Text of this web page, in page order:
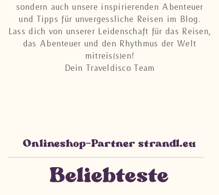
sondern auch unsere inspirierenden Abenteuer
und Tipps für unvergessliche Reisen im Blog.
Lass dich von unserer Leidenschaft für das Reisen,
das Abenteuer und den Rhythmus der Welt
mitreis(s)en!
Dein Traveldisco Team
Onlineshop-Partner strandl.eu
Beliebteste